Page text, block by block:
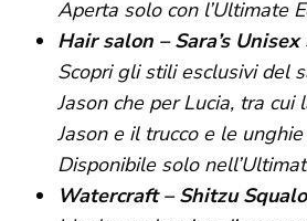
Aperta solo con l’Ultimate
Hair salon – Sara’s Unisex
Scopri gli stili esclusivi del
Jason che per Lucia, tra cui
Jason e il trucco e le
Disponibile solo
Watercraft – Shitzu Squalo